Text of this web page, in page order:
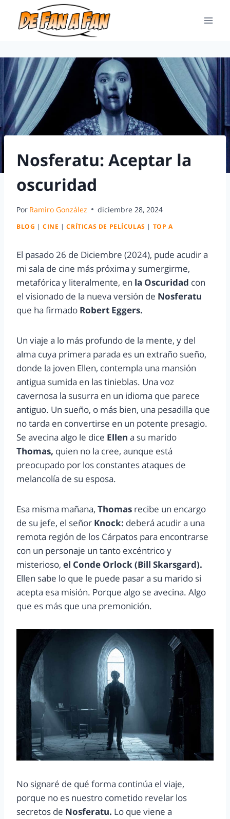
Nosferatu: Aceptar la
oscuridad
Por Ramiro González diciembre 28, 2024
BLOG |CINE |CRÍTICAS DE PELÍCULAS | TOP A
El pasado 26 de Diciembre (2024), pude acudir a
mi sala de cine más próxima y sumergirme,
metafórica y literalmente, en la Oscuridad con
el visionado de la nueva versión de Nosferatu
que ha firmado Robert Eggers.
Un viaje a lo más profundo de la mente, y del
alma cuya primera parada es un extraño sueño,
donde la joven Ellen, contempla una mansión
antigua sumida en las tinieblas. Una voz
cavernosa la susurra en un idioma que parece
antiguo. Un sueño, o más bien, una pesadilla que
no tarda en convertirse en un potente presagio.
Se avecina algo le dice Ellen a su marido
Thomas, quien no la cree, aunque está
preocupado por los constantes ataques de
melancolía de su esposa.
Esa misma mañana, Thomas recibe un encargo
de su jefe, el señor Knock: deberá acudir a una
remota región de los Cárpatos para encontrarse
con un personaje un tanto excéntrico y
misterioso, el Conde Orlock (Bill Skarsgard).
Ellen sabe lo que le puede pasar a su marido si
acepta esa misión. Porque algo se avecina. Algo
que es más que una premonición.
No signaré de qué forma continúa el viaje,
porque no es nuestro cometido revelar los
secretos de Nosferatu. Lo que viene a